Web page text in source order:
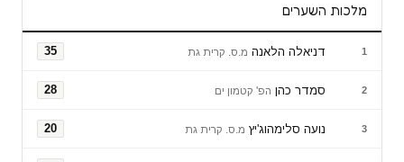
מלכות השערים
1 דניאלה הלאנה מ.ס. קרית גת 35
2 סמדר כהן הפ' קטמון ים 28
3 נועה סלימהוג'יץ מ.ס. קרית גת 20